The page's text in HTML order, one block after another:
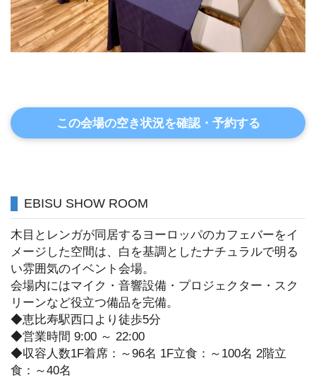
この会場の空き状況を確認・予約する
EBISU SHOW ROOM
木目とレンガが同居するヨーロッパのカフェバーをイ
メージした空間は、白を基調としたナチュラルで明る
い雰囲気のイベント会場。
会場内にはマイク・音響設備・プロジェクター・スク
リーンなど役立つ備品を完備。
◆恵比寿駅西口より徒歩5分
◆営業時間 9:00 ～ 22:00
◆収容人数1F着席：～96名 1F立食：～100名 2階立
食：～40名